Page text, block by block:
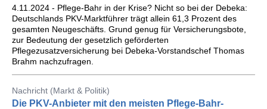
4.11.2024 - Pflege-Bahr in der Krise? Nicht so bei der Debeka:
Deutschlands PKV-Marktführer trägt allein 61,3 Prozent des
gesamten Neugeschäfts. Grund genug für Versicherungsbote,
zur Bedeutung der gesetzlich geförderten
Pflegezusatzversicherung bei Debeka-Vorstandschef Thomas
Brahm nachzufragen.
Nachricht (Markt & Politik)
Die PKV-Anbieter mit den meisten Pflege-Bahr-